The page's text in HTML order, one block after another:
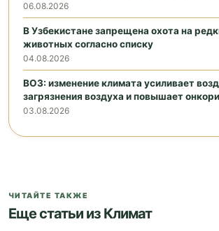
06.08.2026
В Узбекистане запрещена охота на
животных согласно списку
04.08.2026
ВОЗ: изменение климата усиливает
загрязнения воздуха и повышает
03.08.2026
ЧИТАЙТЕ ТАКЖЕ
Еще статьи из Климат